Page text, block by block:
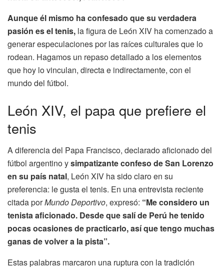
Aunque él mismo ha confesado que su verdadera
pasión es el tenis, la figura de León XIV ha comenzado a
generar especulaciones por las raíces culturales que lo
rodean. Hagamos un repaso detallado a los elementos
que hoy lo vinculan, directa e indirectamente, con el
mundo del fútbol.
León XIV, el papa que prefiere el
tenis
A diferencia del Papa Francisco, declarado aficionado del
fútbol argentino ysimpatizante confeso de San Lorenzo
en su país natal, León XIV ha sido claro en su
preferencia: le gusta el tenis. En una entrevista reciente
citada porMundo Deportivo, expresó: “Me considero un
tenista aficionado. Desde que salí de Perú he tenido
pocas ocasiones de practicarlo, así que tengo muchas
ganas de volver a la pista”.
Estas palabras marcaron una ruptura con la tradición